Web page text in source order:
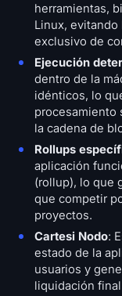
herramientas,
Linux,
exclusivo de
Ejecución
dentro de la
idénticos, lo
procesamiento
la cadena de
Rollups
aplicación
(rollup), lo que
que competir
proyectos.
Cartesi Nodo:
estado de la
usuarios y
liquidación